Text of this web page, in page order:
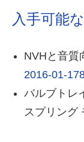
入手可能
NVHと音質
2016-01-
バルブトレ
スプリング